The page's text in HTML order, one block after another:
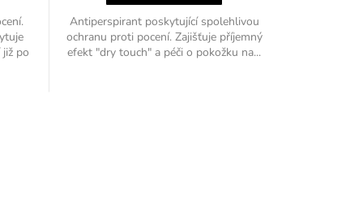
po
Antiperspirant poskytující spolehlivou
ochranu proti pocení. Zajišťuje příjemný
efekt "dry touch" a péči o pokožku na...